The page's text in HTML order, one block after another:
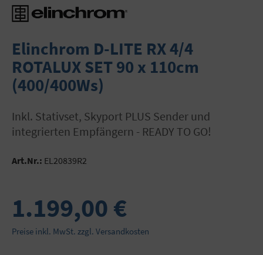
Elinchrom D-LITE RX 4/4
ROTALUX SET 90 x 110cm
(400/400Ws)
inkl. Stativset, Skyport PLUS Sender und
integrierten Empfängern - READY TO GO!
Art.Nr.: EL20839R2
1.199,00 €
Preise inkl. MwSt. zzgl. Versandkosten